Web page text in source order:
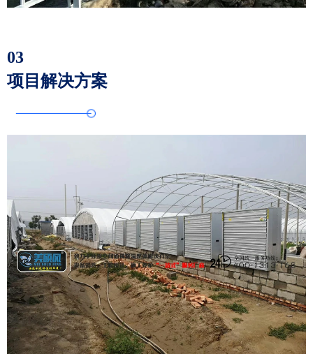
03
项目解决方案